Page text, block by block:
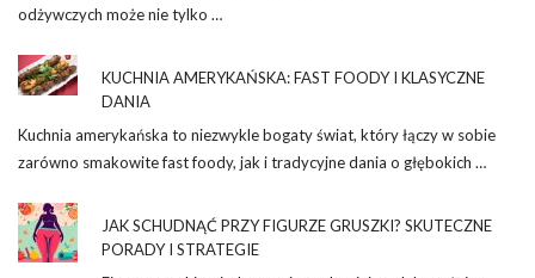
odżywczych może nie tylko …
KUCHNIA AMERYKAŃSKA: FAST FOODY I KLASYCZNE
DANIA
Kuchnia amerykańska to niezwykle bogaty świat, który łączy w sobie
zarówno smakowite fast foody, jak i tradycyjne dania o głębokich …
JAK SCHUDNĄĆ PRZY FIGURZE GRUSZKI? SKUTECZNE
PORADY I STRATEGIE